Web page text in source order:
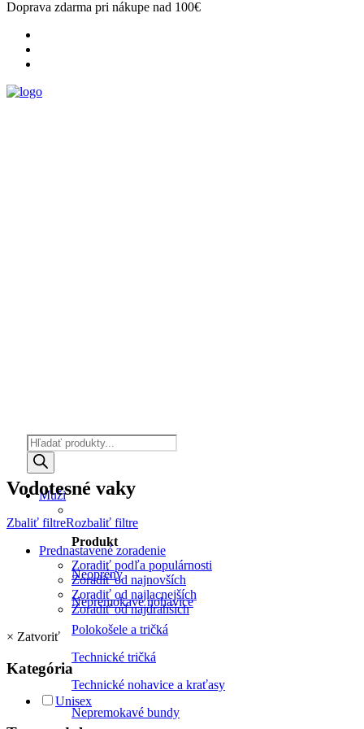
Doprava zdarma pri nákupe nad 100€
Products
search
Muži
Produkt
Neoprény
Nepremokavé nohavice
Polokošele a tričká
Technické tričká
Technické nohavice a kraťasy
Nepremokavé bundy
Vodotesné vaky
Zbaliť filtreRozbaliť filtre
Prednastavené zoradenie
Zoradiť podľa populárnosti
Zoradiť od najnovších
Zoradiť od najlacnejších
Zoradiť od najdrahších
× Zatvoriť
Kategória
Unisex